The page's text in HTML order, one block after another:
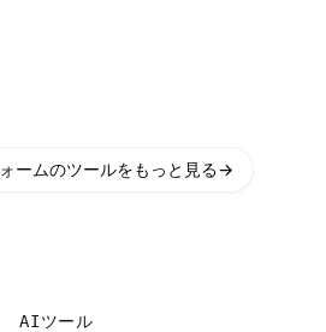
ームのツールをもっと見る→
AIツール